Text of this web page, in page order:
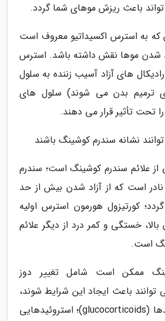
باعث ریزش موهای شما گردد.
که به استرس اکسیداتیو معروف است
شدن موها نقش داشته باشد. استرس
های آزاد آسیب زننده به سلول
ترمیم بدن می شوند) سلول های
را تحت تأثیر قرار می دهند.
نشانه سندرم کوشینگ باشند
از علائم سندرم کوشینگ است؛ سندرم
است که از آزاد شدن بیش از حد
کورتیزول هورمون استرس اولیه
خستگی و کمر درد از دیگر علائم
است.
ممکن است شامل تغییر دوز
توانند باعث ایجاد این شرایط شوند،
مانند گلوکوکورتیکوئیدها (glucocorticoids)؛ استروئیدهایی